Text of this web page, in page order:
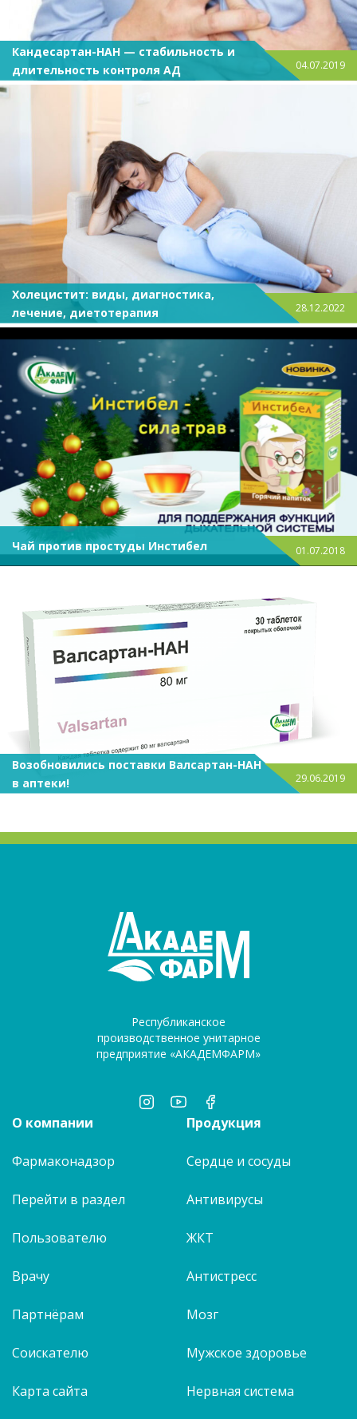
Кандесартан-НАН — стабильность и
длительность контроля АД
04.07.2019
Холецистит: виды, диагностика,
лечение, диетотерапия
28.12.2022
Чай против простуды Инстибел 01.07.2018
Возобновились поставки Валсартан-НАН
в аптеки!
29.06.2019
Республиканское
производственное унитарное
предприятие «АКАДЕМФАРМ»
О компании
Фармаконадзор
Перейти в раздел
Пользователю
Врачу
Партнёрам
Соискателю
Карта сайта
Продукция
Сердце и сосуды
Антивирусы
ЖКТ
Антистресс
Мозг
Мужское здоровье
Нервная система